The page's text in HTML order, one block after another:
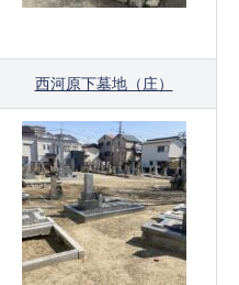
西河原下墓地（庄）